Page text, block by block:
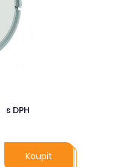
s DPH
Koupit